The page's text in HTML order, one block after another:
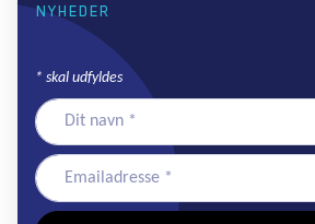
NYHEDER
* skal udfyldes